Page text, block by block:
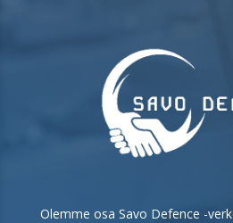
Olemme osa Savo Defence -